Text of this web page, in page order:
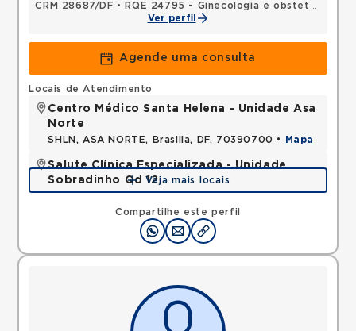
CRM 28687/DF •
RQE 24795 - Ginecologia e obstetrícia
Ver perfil
Agende uma consulta
Compartilhe este perfil
Locais de Atendimento
Centro Médico Santa Helena - Unidade Asa
Norte
SHLN, ASA NORTE, Brasilia, DF, 70390700 • Mapa
Salute Clínica Especializada - Unidade
Sobradinho Qd 12
QUADRA, SOBRADINHO, Brasilia, DF, 73010120 •
Veja mais locais